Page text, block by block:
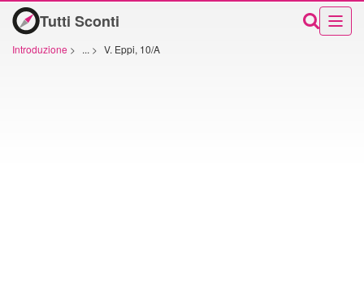
Tutti Sconti
Introduzione > ... > V. Eppi, 10/A